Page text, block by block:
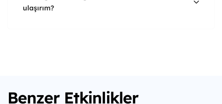
ulaşırım?
Benzer Etkinlikler